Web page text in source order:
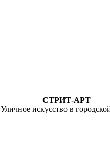
СТРИТ-АРТ
Уличное искусство в